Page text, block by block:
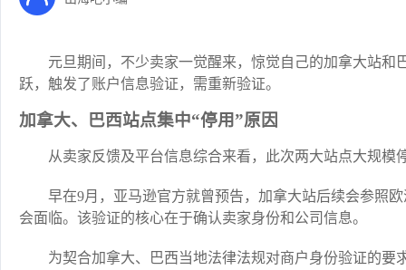
元旦期间，不少卖家一觉醒来，惊觉自己的加拿大站
跃，触发了账户信息验证，需重新验证。
加拿大、巴西站点集中“停用”原因
从卖家反馈及平台信息综合来看，此次两大站点大规模
早在9月，亚马逊官方就曾预告，加拿大站后续会参照
会面临。该验证的核心在于确认卖家身份和公司信息。
为契合加拿大、巴西当地法律法规对商户身份验证的